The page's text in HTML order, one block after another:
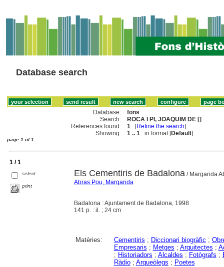
Database search
Database:
fons
Search:
ROCA I PI, JOAQUIM DE []
References found:
1 [Refine the search]
Showing:
1 .. 1 in format [Default]
page 1 of 1
1 / 1
select
print
Els Cementiris de Badalona/ Margarida
Abras Pou, Margarida
Badalona : Ajuntament de Badalona, 1998
141 p. : il. ; 24 cm
Matèries: Cementiris ; Diccionari biogràfic ;
Empresaris ; Metges ; Arquitectes ;
; Historiadors ; Alcaldes ; Fotògrafs ;
Ràdio; Arqueòlegs ; Poetes